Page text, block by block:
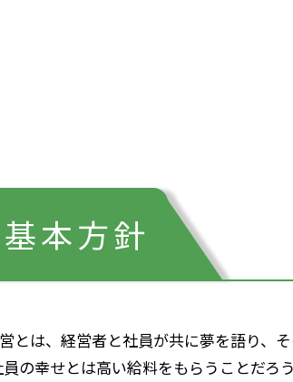
本方針
とは、経営者と社員が共に夢を語り、
の幸せとは高い給料をもらうことだろう